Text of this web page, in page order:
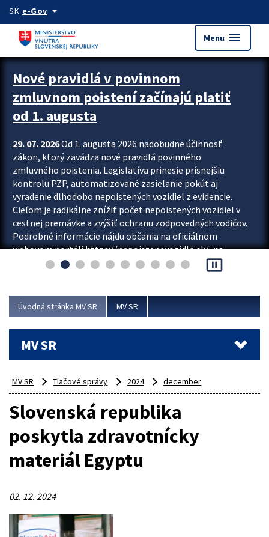
Preskocit na hlavný obsah
SK e-Govarrow_drop_down
Menu menu
Zastavit automatický posun upútavok
Nové pravidlá v povinnom
zmluvnom poistení začínajú platiť
od 1. augusta
29. 07. 2026Od 1. augusta 2026 nadobudne účinnosť
zákon, ktorý zavádza nové pravidlá povinného
zmluvného poistenia. Legislatíva prinesie prísnejšiu
kontrolu PZP, automatizované zasielanie pokút aj
vyradenie dlhodobo nepoistených vozidiel z evidencie.
Cieľom je radikálne znížiť počet nepoistených vozidiel v
cestnej premávke a zvýšiť ochranu zodpovedných vodičov.
Podrobné informácie nájdu občania na oficiálnom
webovom portáli https://nepoistenevozidlo.sk/, na
ktorom od augusta pribudne aj možnosť overiť si...
pause_presentation
Úvodná stránka MV SR MV SR
MV SR
MV SR Tlačové správy 2024 december
Slovenská republika
poskytla zdravotnícky
materiál Egyptu
02. 12. 2024